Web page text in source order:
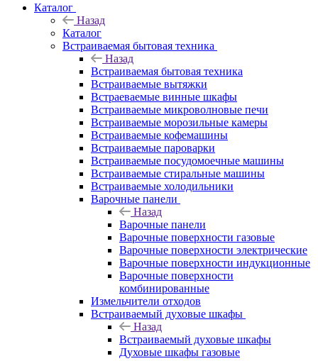
Каталог
Назад
Каталог
Встраиваемая бытовая техника
Назад
Встраиваемая бытовая техника
Встраиваемые вытяжки
Встраеваемые винные шкафы
Встраиваемые микроволновые печи
Встраиваемые морозильные камеры
Встраиваемые кофемашины
Встраиваемые пароварки
Встраиваемые посудомоечные машины
Встраиваемые стиральные машины
Встраиваемые холодильники
Варочные панели
Назад
Варочные панели
Варочные поверхности газовые
Варочные поверхности электрические
Варочные поверхности индукционные
Варочные поверхности
комбинированные
Измельчители отходов
Встраиваемый духовые шкафы
Назад
Встраиваемый духовые шкафы
Духовые шкафы газовые